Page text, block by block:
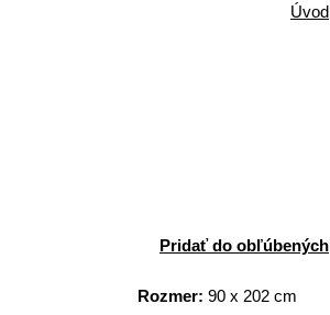
Úvod
Pridať do obľúbených
Rozmer: 90 x 202 cm